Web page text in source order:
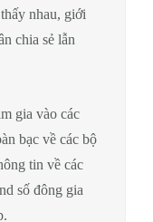
nhau, giới
chia sẻ lẫn
gia vào các
bạc về các bộ
tin về các
số đông gia